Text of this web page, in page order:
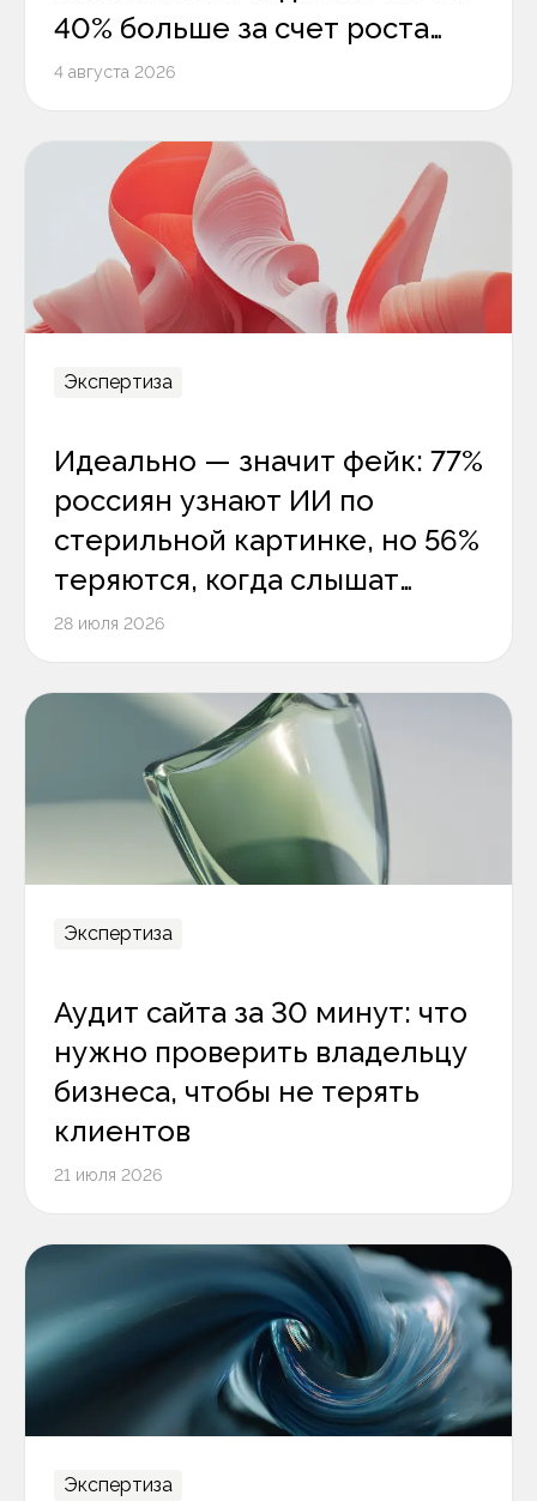
40% больше за счет роста
среднего чека
4 августа 2026
Экспертиза
Идеально — значит фейк: 77%
россиян узнают ИИ по
стерильной картинке, но 56%
теряются, когда слышат
цифровой голос
28 июля 2026
Экспертиза
Аудит сайта за 30 минут: что
нужно проверить владельцу
бизнеса, чтобы не терять
клиентов
21 июля 2026
Экспертиза